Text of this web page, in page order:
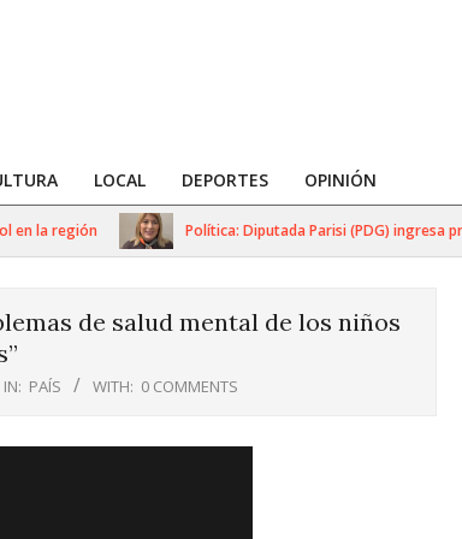
LOCAL DEPORTES OPINIÓN
región Política: Diputada Parisi (PDG) ingresa
de salud mental de los niños
IN: PAÍS WITH: 0 COMMENTS